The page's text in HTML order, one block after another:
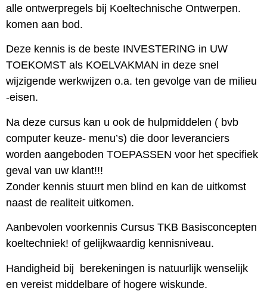
alle ontwerpregels bij Koeltechnische Ontwerpen.
komen aan bod.
Deze kennis is de beste INVESTERING in UW
TOEKOMST als KOELVAKMAN in deze snel
wijzigende werkwijzen o.a. ten gevolge van de milieu
-eisen.
Na deze cursus kan u ook de hulpmiddelen ( bvb
computer keuze- menu’s) die door leveranciers
worden aangeboden TOEPASSEN voor het specifiek
geval van uw klant!!!
Zonder kennis stuurt men blind en kan de uitkomst
naast de realiteit uitkomen.
Aanbevolen voorkennis Cursus TKB Basisconcepten
koeltechniek! of gelijkwaardig kennisniveau.
Handigheid bij berekeningen is natuurlijk wenselijk
en vereist middelbare of hogere wiskunde.